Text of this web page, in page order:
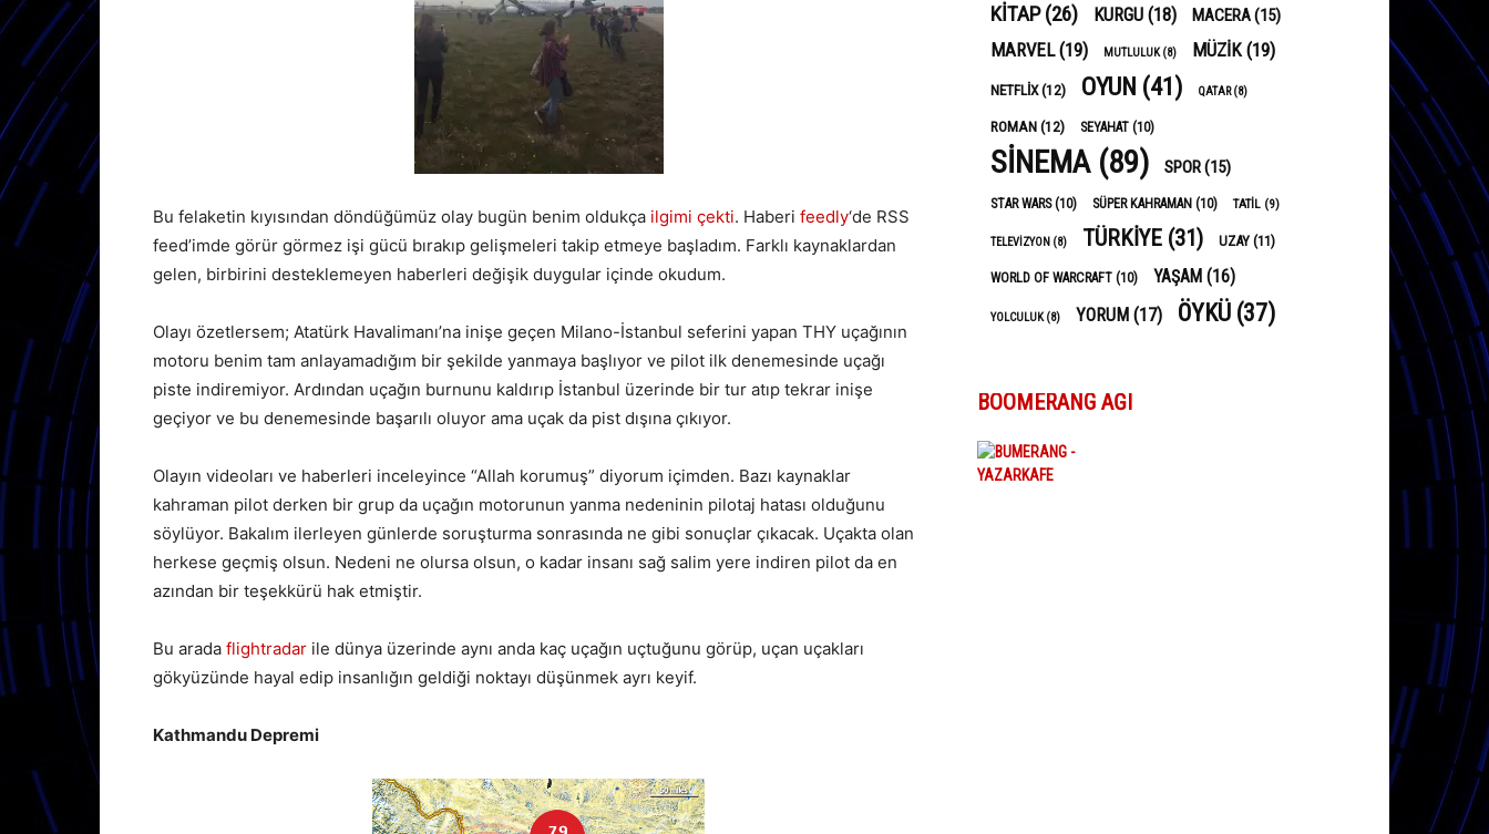
Bu felaketin kıyısından döndüğümüz olay bugün benim oldukça ilgimi çekti. Haberi feedly‘de RSS
feed’imde görür görmez işi gücü bırakıp gelişmeleri takip etmeye başladım. Farklı kaynaklardan
gelen, birbirini desteklemeyen haberleri değişik duygular içinde okudum.
Olayı özetlersem; Atatürk Havalimanı’na inişe geçen Milano-İstanbul seferini yapan THY uçağının
motoru benim tam anlayamadığım bir şekilde yanmaya başlıyor ve pilot ilk denemesinde uçağı
piste indiremiyor. Ardından uçağın burnunu kaldırıp İstanbul üzerinde bir tur atıp tekrar inişe
geçiyor ve bu denemesinde başarılı oluyor ama uçak da pist dışına çıkıyor.
Olayın videoları ve haberleri inceleyince “Allah korumuş” diyorum içimden. Bazı kaynaklar
kahraman pilot derken bir grup da uçağın motorunun yanma nedeninin pilotaj hatası olduğunu
söylüyor. Bakalım ilerleyen günlerde soruşturma sonrasında ne gibi sonuçlar çıkacak. Uçakta olan
herkese geçmiş olsun. Nedeni ne olursa olsun, o kadar insanı sağ salim yere indiren pilot da en
azından bir teşekkürü hak etmiştir.
Bu arada flightradar ile dünya üzerinde aynı anda kaç uçağın uçtuğunu görüp, uçan uçakları
gökyüzünde hayal edip insanlığın geldiği noktayı düşünmek ayrı keyif.
Kathmandu Depremi
KITAP(26) KURGU (18) MACERA(15)
MARVEL(19) MUTLULUK(8) MÜZIK(19)
NETFLIX(12) OYUN (41) QATAR(8)
ROMAN(12) SEYAHAT (10)
SINEMA(89) SPOR(15)
STAR WARS(10) SÜPER KAHRAMAN (10) TATIL (9)
TELEVIZYON (8) TÜRKIYE (31) UZAY (11)
WORLD OF WARCRAFT (10) YAŞAM (16)
YOLCULUK(8) YORUM (17) ÖYKÜ (37)
BOOMERANG AĞI